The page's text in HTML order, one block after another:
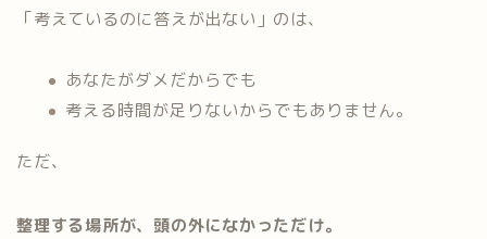
「考えているのに答えが出ない」のは、
あなたがダメだからでも
考える時間が足りないからでもありません。
ただ、
整理する場所が、頭の外になかっただけ。